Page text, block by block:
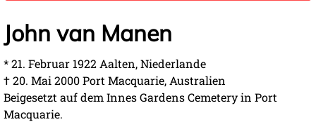
John van Manen
* 21. Februar 1922 Aalten, Niederlande
† 20. Mai 2000 Port Macquarie, Australien
Beigesetzt auf dem Innes Gardens Cemetery in Port
Macquarie.